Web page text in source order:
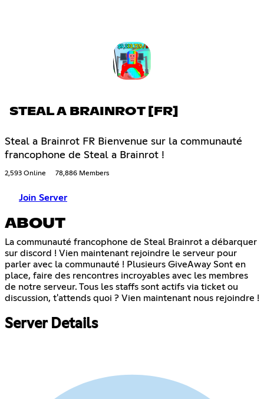
STEAL A BRAINROT [FR]
Steal a Brainrot FR Bienvenue sur la communauté
francophone de Steal a Brainrot !
2,593 Online 78,886 Members
Join Server
ABOUT
La communauté francophone de Steal Brainrot a débarquer
sur discord ! Vien maintenant rejoindre le serveur pour
parler avec la communauté ! Plusieurs GiveAway Sont en
place, faire des rencontres incroyables avec les membres
de notre serveur. Tous les staffs sont actifs via ticket ou
discussion, t'attends quoi ? Vien maintenant nous rejoindre !
Server Details